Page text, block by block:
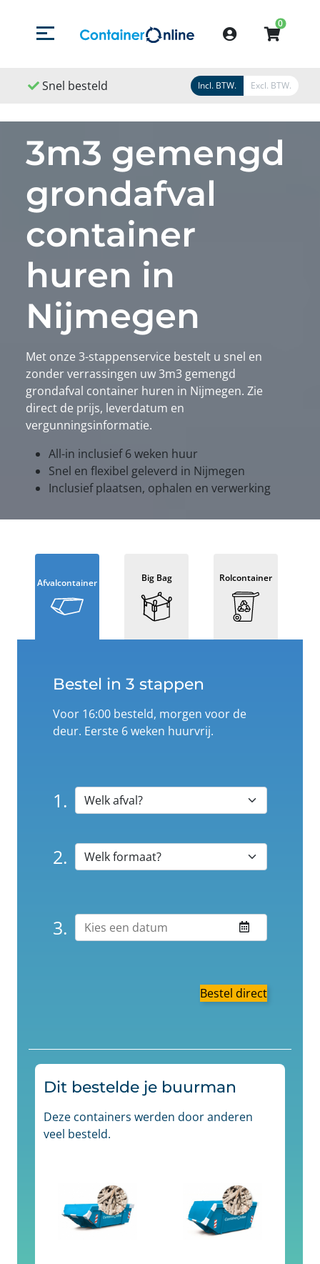
Menu openen/sluiten
Account
0
Snel besteld Snel geleverd
Incl. BTW. Excl. BTW.
3m3 gemengd
grondafval
container
huren in
Nijmegen
Met onze 3-stappenservice bestelt u snel en
zonder verrassingen uw 3m3 gemengd
grondafval container huren in Nijmegen. Zie
direct de prijs, leverdatum en
vergunningsinformatie.
All-in inclusief 6 weken huur
Snel en flexibel geleverd in Nijmegen
Inclusief plaatsen, ophalen en verwerking
Afvalcontainer Big Bag Rolcontainer
Bestel in 3 stappen
Voor 16:00 besteld, morgen voor de
deur. Eerste 6 weken huurvrij.
1.
2.
3.
Bestel direct
Dit bestelde je buurman
Deze containers werden door anderen
veel besteld.